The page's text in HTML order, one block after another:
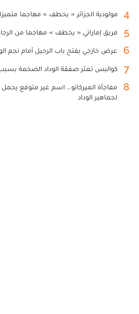
4 مولودية الجزائر « يخطف » مهاجما
5 فريق إماراتي « يخطف » مهاجما من
6 عرض خارجي يفتح باب الرحيل أمام نجم
7 كواليس تعثر صفقة الوداد الضخمة
8
مفاجأة الميركاتو... اسم غير متوقع يحمل
لجماهير الوداد